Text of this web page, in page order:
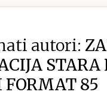
autori:
STARA
85